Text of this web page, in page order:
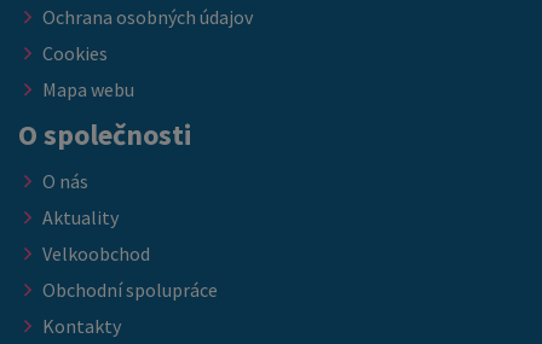
Ochrana osobných údajov
Cookies
Mapa webu
O společnosti
O nás
Aktuality
Velkoobchod
Obchodní spolupráce
Kontakty